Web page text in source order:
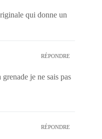
qui donne un
RÉPONDRE
je ne sais pas
RÉPONDRE